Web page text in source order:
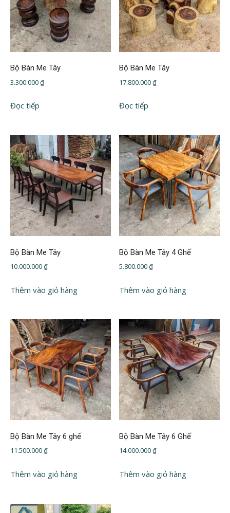
Bộ Bàn Me Tây
3.300.000₫
Đọc tiếp
Bộ Bàn Me Tây
17.800.000₫
Đọc tiếp
Bộ Bàn Me Tây
10.000.000₫
Thêm vào giỏ hàng
Bộ Bàn Me Tây 4 Ghế
5.800.000₫
Thêm vào giỏ hàng
Bộ Bàn Me Tây 6 ghế
11.500.000₫
Thêm vào giỏ hàng
Bộ Bàn Me Tây 6 Ghế
14.000.000₫
Thêm vào giỏ hàng